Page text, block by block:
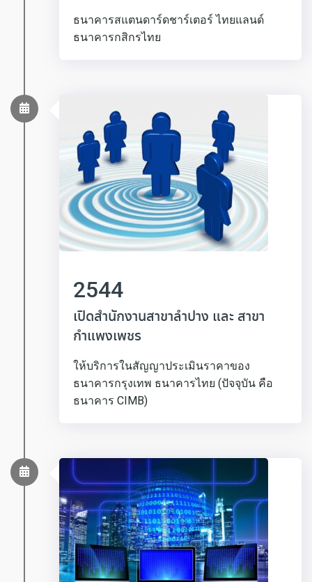
ธนาคารสแตนดาร์ดชาร์เตอร์ ไทยแลนด์
ธนาคารกสิกรไทย
2544
เปิดสำนักงานสาขาลำปาง และ สาขา
กำแพงเพชร
ให้บริการในสัญญาประเมินราคาของ
ธนาคารกรุงเทพ ธนาคารไทย (ปัจจุบัน คือ
ธนาคาร CIMB)